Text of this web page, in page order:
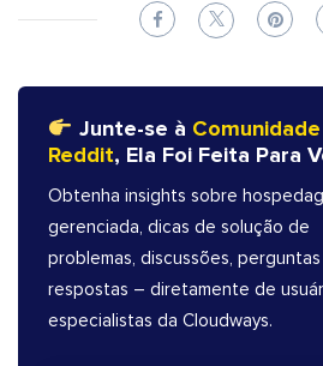
Junte-se à
Reddit, Ela Foi Feita Para
Obtenha insights sobre
gerenciada, dicas de solução de
problemas, discussões, perguntas
respostas – diretamente de
especialistas da Cloudways.